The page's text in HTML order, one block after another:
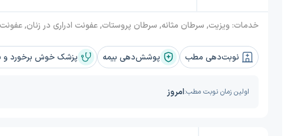
خدمات: ویزیت, سرطان مثانه, سرطان پروستات, عفونت ادراری در زنان, عفونت ادراری در مردان, عفونت ادراری در کودکان, جراحی برداشتن پروستات (پروستاتکتومی), سنگ شکنی کلیه, سنگ حالب, وازکتومی, اختلال نعوظ, سیستوسکوپی, هیپوگنادیسم مردانه, مثانه, جراحی آلت تناسلی مرد, تومورهای کلیه, ناباروری مردان, عمل واریکوسل (واریکوسلکتومی), پیلونفریت (عفونت کلیه), مثانه بیش فعال (OAB), نعوظ دردناک (پریاپیسم), ادرار دردناک (دیسوریا), سنگ مجاری ادراری, بی اختیاری ادراری, زود انزالی, زگیل تناسلی مردان
پوشش‌دهی بیمه پزشک خوش برخورد و نوبت‌دهی مطب
اولین زمان نوبت مطب:امروز